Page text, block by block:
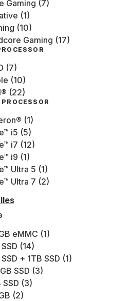
Gaming (7)
(1)
(10)
Gaming (17)
(7)
(10)
(22)
(1)
i5 (5)
i7 (12)
i9 (1)
Ultra 5 (1)
Ultra 7 (2)
eMMC (1)
(14)
+ 1TB SSD (1)
SSD (3)
SSD (3)
(2)